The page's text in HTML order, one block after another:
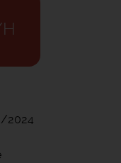
2024